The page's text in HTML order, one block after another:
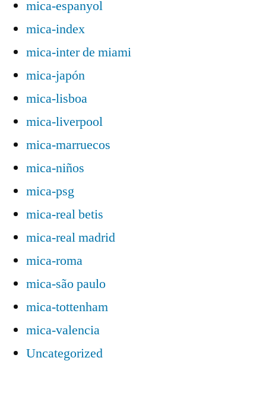
mica-espanyol
mica-index
mica-inter de miami
mica-japón
mica-lisboa
mica-liverpool
mica-marruecos
mica-niños
mica-psg
mica-real betis
mica-real madrid
mica-roma
mica-são paulo
mica-tottenham
mica-valencia
Uncategorized